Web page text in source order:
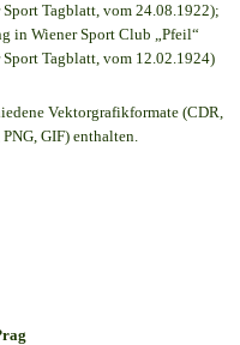
Tagblatt, vom 24.08.1922);
in Wiener Sport Club „Pfeil“
Tagblatt, vom 12.02.1924)
Vektorgrafikformate (CDR,
GIF) enthalten.